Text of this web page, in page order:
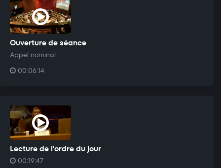
Ouverture de séance
Appel nominal
00:06:14
Lecture de l'ordre du jour
00:19:47